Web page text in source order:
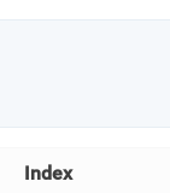
Index